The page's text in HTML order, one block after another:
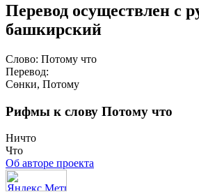
Перевод осуществлен с
башкирский
Слово: Потому что
Перевод:
Сөнки, Потому
Рифмы к слову Потому что
Ничто
Что
Об авторе проекта